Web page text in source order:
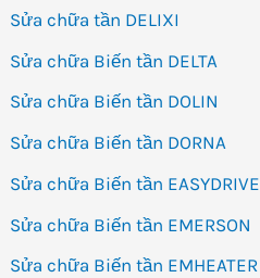
Sửa chữa tần DELIXI
Sửa chữa Biến tần DELTA
Sửa chữa Biến tần DOLIN
Sửa chữa Biến tần DORNA
Sửa chữa Biến tần EASYDRIVE
Sửa chữa Biến tần EMERSON
Sửa chữa Biến tần EMHEATER